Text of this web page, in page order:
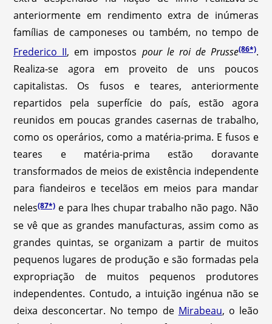
anteriormente em rendimento extra de inúmeras
famílias de camponeses ou também, no tempo de
Frederico II, em impostos pour le roi de Prusse(86*).
Realiza-se agora em proveito de uns poucos
capitalistas. Os fusos e teares, anteriormente
repartidos pela superfície do país, estão agora
reunidos em poucas grandes casernas de trabalho,
como os operários, como a matéria-prima. E fusos e
teares e matéria-prima estão doravante
transformados de meios de existência independente
para fiandeiros e tecelãos em meios para mandar
neles(87*) e para lhes chupar trabalho não pago. Não
se vê que as grandes manufacturas, assim como as
grandes quintas, se organizam a partir de muitos
pequenos lugares de produção e são formadas pela
expropriação de muitos pequenos produtores
independentes. Contudo, a intuição ingénua não se
deixa desconcertar. No tempo de Mirabeau, o leão